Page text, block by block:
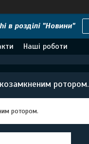
в розділі "Новини"
Наші роботи
ротором.
ротором.